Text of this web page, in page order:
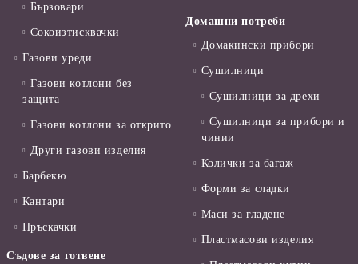
Бързовари
Сокоизтисквачки
Газови уреди
Газови котлони без
защита
Газови котлони за открито
Други газови изделия
Барбекю
Кантари
Пръскачки
Съдове за готвене
Домашни потреби
Домакински прибори
Сушилници
Сушилници за дрехи
Сушилници за прибори и
чинии
Колички за багаж
Форми за сладки
Маси за гладене
Пластмасови изделия